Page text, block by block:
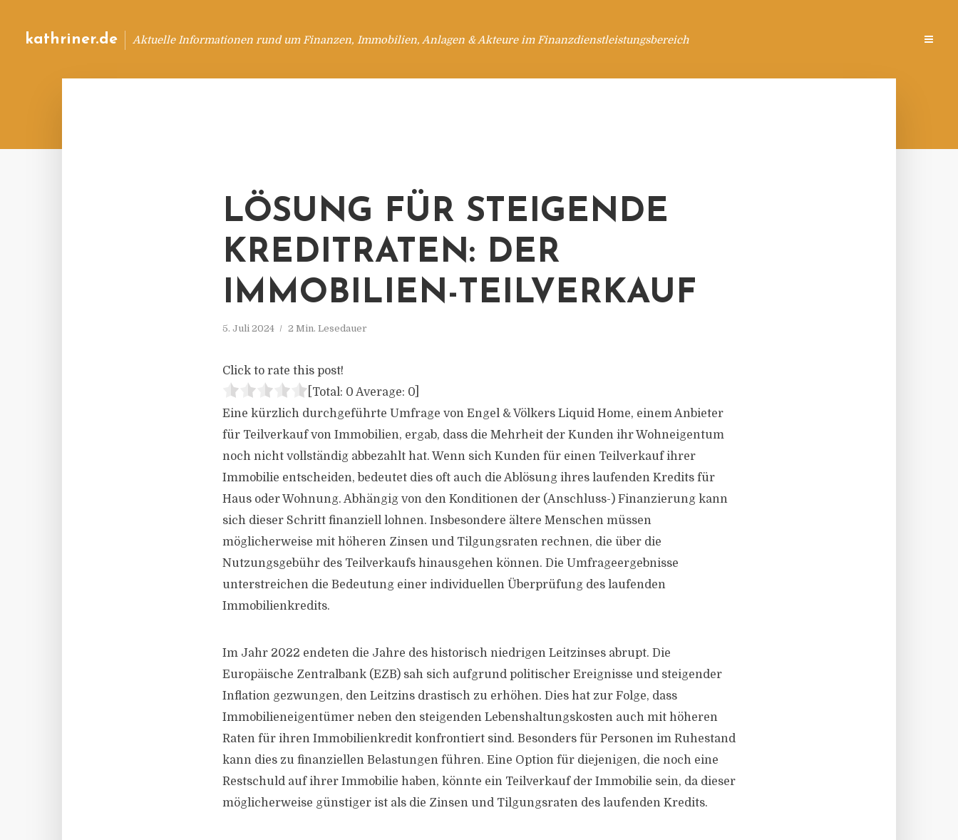
kathriner.de Aktuelle Informationen rund um Finanzen, Immobilien, Anlagen & Akteure im Finanzdienstleistungsbereich
LÖSUNG FÜR STEIGENDE
KREDITRATEN: DER
IMMOBILIEN-TEILVERKAUF
5. Juli 2024 2 Min. Lesedauer
Click to rate this post!
[Total: 0 Average: 0
Eine kürzlich durchgeführte Umfrage von Engel & Völkers Liquid Home, einem Anbieter
für Teilverkauf von Immobilien, ergab, dass die Mehrheit der Kunden ihr Wohneigentum
noch nicht vollständig abbezahlt hat. Wenn sich Kunden für einen Teilverkauf ihrer
Immobilie entscheiden, bedeutet dies oft auch die Ablösung ihres laufenden Kredits für
Haus oder Wohnung. Abhängig von den Konditionen der (Anschluss-) Finanzierung kann
sich dieser Schritt finanziell lohnen. Insbesondere ältere Menschen müssen
möglicherweise mit höheren Zinsen und Tilgungsraten rechnen, die über die
Nutzungsgebühr des Teilverkaufs hinausgehen können. Die Umfrageergebnisse
unterstreichen die Bedeutung einer individuellen Überprüfung des laufenden
Immobilienkredits.
Im Jahr 2022 endeten die Jahre des historisch niedrigen Leitzinses abrupt. Die
Europäische Zentralbank (EZB) sah sich aufgrund politischer Ereignisse und steigender
Inflation gezwungen, den Leitzins drastisch zu erhöhen. Dies hat zur Folge, dass
Immobilieneigentümer neben den steigenden Lebenshaltungskosten auch mit höheren
Raten für ihren Immobilienkredit konfrontiert sind. Besonders für Personen im Ruhestand
kann dies zu finanziellen Belastungen führen. Eine Option für diejenigen, die noch eine
Restschuld auf ihrer Immobilie haben, könnte ein Teilverkauf der Immobilie sein, da dieser
möglicherweise günstiger ist als die Zinsen und Tilgungsraten des laufenden Kredits.